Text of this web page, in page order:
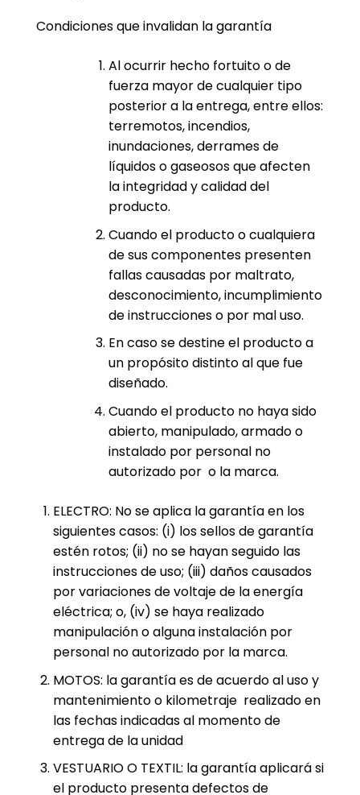
Condiciones que invalidan la garantía
Al ocurrir hecho fortuito o de
fuerza mayor de cualquier tipo
posterior a la entrega, entre ellos:
terremotos, incendios,
inundaciones, derrames de
líquidos o gaseosos que afecten
la integridad y calidad del
producto.
Cuando el producto o cualquiera
de sus componentes presenten
fallas causadas por maltrato,
desconocimiento, incumplimiento
de instrucciones o por mal uso.
En caso se destine el producto a
un propósito distinto al que fue
diseñado.
Cuando el producto no haya sido
abierto, manipulado, armado o
instalado por personal no
autorizado por o la marca.
ELECTRO: No se aplica la garantía en los
siguientes casos: (i) los sellos de garantía
estén rotos; (ii) no se hayan seguido las
instrucciones de uso; (iii) daños causados
por variaciones de voltaje de la energía
eléctrica; o, (iv) se haya realizado
manipulación o alguna instalación por
personal no autorizado por la marca.
MOTOS: la garantía es de acuerdo al uso y
mantenimiento o kilometraje realizado en
las fechas indicadas al momento de
entrega de la unidad
VESTUARIO O TEXTIL: la garantía aplicará si
el producto presenta defectos de